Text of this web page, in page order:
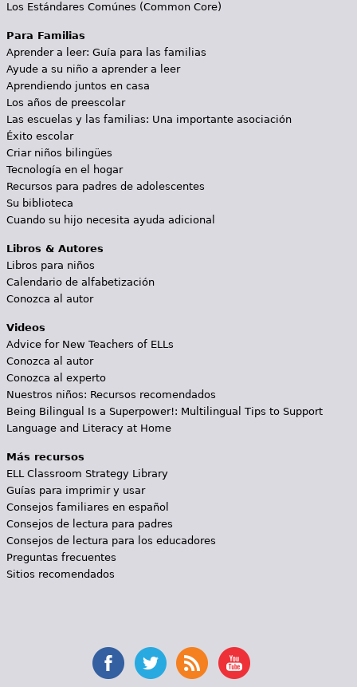
Los Estándares Comúnes (Common Core)
Para Familias
Aprender a leer: Guía para las familias
Ayude a su niño a aprender a leer
Aprendiendo juntos en casa
Los años de preescolar
Las escuelas y las familias: Una importante asociación
Éxito escolar
Criar niños bilingües
Tecnología en el hogar
Recursos para padres de adolescentes
Su biblioteca
Cuando su hijo necesita ayuda adicional
Libros & Autores
Libros para niños
Calendario de alfabetización
Conozca al autor
Videos
Advice for New Teachers of ELLs
Conozca al autor
Conozca al experto
Nuestros niños: Recursos recomendados
Being Bilingual Is a Superpower!: Multilingual Tips to Support
Language and Literacy at Home
Más recursos
ELL Classroom Strategy Library
Guías para imprimir y usar
Consejos familiares en español
Consejos de lectura para padres
Consejos de lectura para los educadores
Preguntas frecuentes
Sitios recomendados